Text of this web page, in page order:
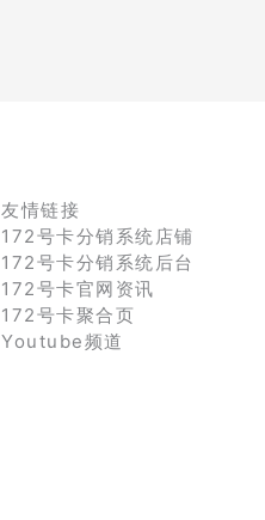
友情链接
172号卡分销系统店铺
172号卡分销系统后台
172号卡官网资讯
172号卡聚合页
Youtube频道